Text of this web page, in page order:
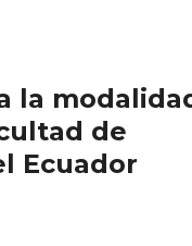
la
de
Ecuador